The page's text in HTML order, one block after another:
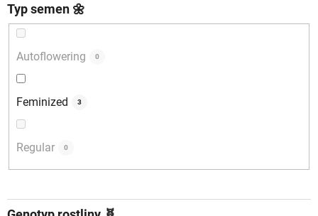
Typ semen 🌼
Autoflowering 0
Feminized 3
Regular 0